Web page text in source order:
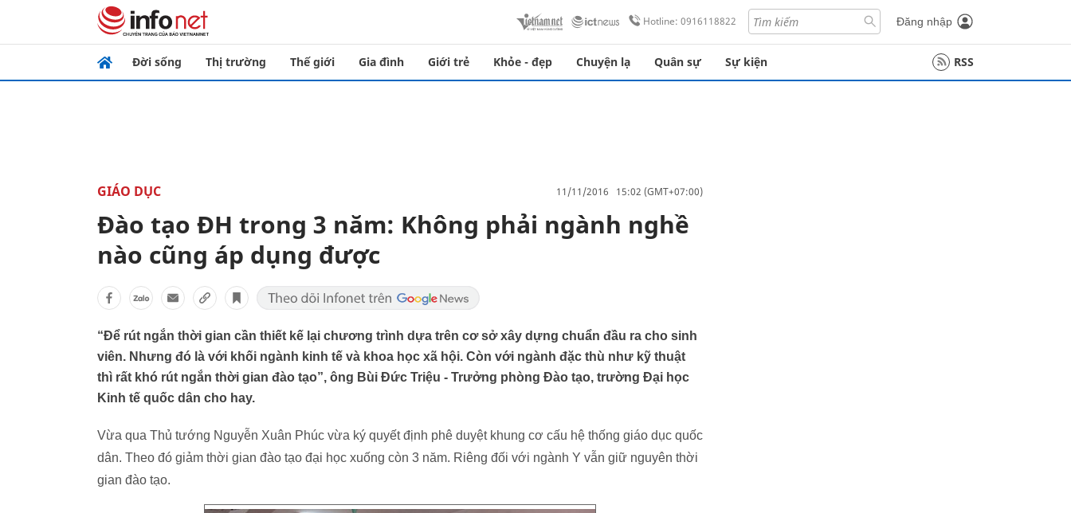
Hotline: 0916118822 Đăng nhập
Đời sống Thị trường Thế giới Gia đình Giới trẻ Khỏe - đẹp Chuyện lạ Quân sự Sự kiện RSS
GIÁO DỤC 11/11/2016 15:02 (GMT+07:00)
Đào tạo ĐH trong 3 năm: Không phải ngành nghề
nào cũng áp dụng được
“Để rút ngắn thời gian cần thiết kế lại chương trình dựa trên cơ sở xây dựng chuẩn đầu ra cho sinh
viên. Nhưng đó là với khối ngành kinh tế và khoa học xã hội. Còn với ngành đặc thù như kỹ thuật
thì rất khó rút ngắn thời gian đào tạo”, ông Bùi Đức Triệu - Trưởng phòng Đào tạo, trường Đại học
Kinh tế quốc dân cho hay.
Vừa qua Thủ tướng Nguyễn Xuân Phúc vừa ký quyết định phê duyệt khung cơ cấu hệ thống giáo dục quốc
dân. Theo đó giảm thời gian đào tạo đại học xuống còn 3 năm. Riêng đối với ngành Y vẫn giữ nguyên thời
gian đào tạo.